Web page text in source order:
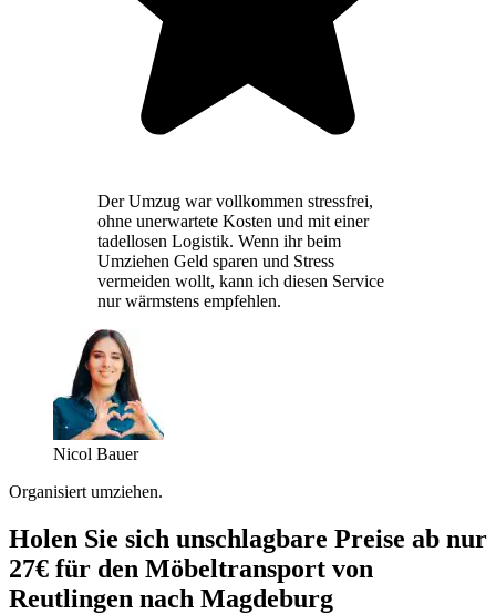
Der Umzug war vollkommen stressfrei,
ohne unerwartete Kosten und mit einer
tadellosen Logistik. Wenn ihr beim
Umziehen Geld sparen und Stress
vermeiden wollt, kann ich diesen Service
nur wärmstens empfehlen.
Nicol Bauer
Organisiert umziehen.
Holen Sie sich unschlagbare Preise ab nur
27€ für den Möbeltransport von
Reutlingen nach Magdeburg